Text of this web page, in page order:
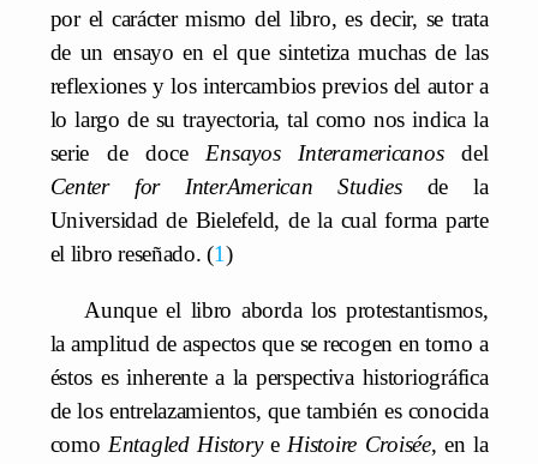
por el carácter mismo del libro, es decir, se trata
de un ensayo en el que sintetiza muchas de las
reflexiones y los intercambios previos del autor a
lo largo de su trayectoria, tal como nos indica la
serie de doce Ensayos Interamericanosdel
Center for InterAmerican Studiesde la
Universidad de Bielefeld, de la cual forma parte
el libro reseñado. 1
Aunque el libro aborda los protestantismos,
la amplitud de aspectos que se recogen en torno a
éstos es inherente a la perspectiva historiográfica
de los entrelazamientos, que también es conocida
como Entagled HistoryeHistoire Croisée, en la